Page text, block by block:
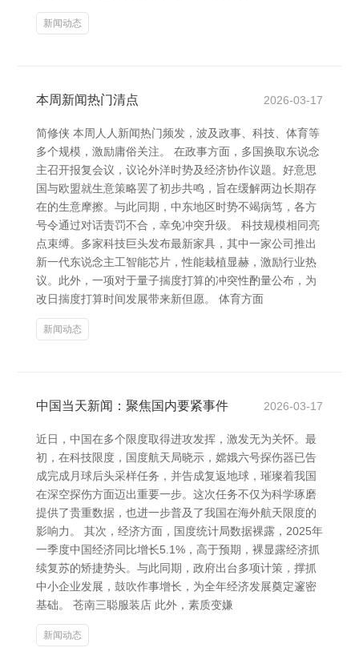
新闻动态
本周新闻热门清点 2026-03-17
简修侠 本周人人新闻热门频发，波及政事、科技、体育等
多个规模，激励庸俗关注。 在政事方面，多国换取东说念
主召开报复会议，议论外洋时势及经济协作议题。好意思
国与欧盟就生意策略罢了初步共鸣，旨在缓解两边长期存
在的生意摩擦。与此同期，中东地区时势不竭病笃，各方
号令通过对话责罚不合，幸免冲突升级。 科技规模相同亮
点束缚。多家科技巨头发布最新家具，其中一家公司推出
新一代东说念主工智能芯片，性能栽植显赫，激励行业热
议。此外，一项对于量子揣度打算的冲突性酌量公布，为
改日揣度打算时间发展带来新但愿。 体育方面
新闻动态
中国当天新闻：聚焦国内要紧事件 2026-03-17
近日，中国在多个限度取得进攻发挥，激发无为关怀。最
初，在科技限度，国度航天局晓示，嫦娥六号探伤器已告
成完成月球后头采样任务，并告成复返地球，璀璨着我国
在深空探伤方面迈出重要一步。这次任务不仅为科学琢磨
提供了贵重数据，也进一步普及了我国在海外航天限度的
影响力。 其次，经济方面，国度统计局数据裸露，2025年
一季度中国经济同比增长5.1%，高于预期，裸显露经济抓
续复苏的矫捷势头。与此同期，政府出台多项计策，撑抓
中小企业发展，鼓吹作事增长，为全年经济发展奠定邃密
基础。 苍南三聪服装店 此外，素质变嫌
新闻动态